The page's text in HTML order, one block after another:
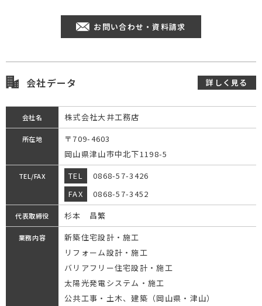
お問い合わせ・資料請求
会社データ 詳しく見る
会社名 株式会社大井工務店
所在地
〒709-4603
岡山県津山市中北下1198-5
TEL/FAX TEL
0868-57-3426
FAX
0868-57-3452
代表取締役 杉本 昌繁
業務内容
新築住宅設計・施工
リフォーム設計・施工
バリアフリー住宅設計・施工
太陽光発電システム・施工
公共工事・土木、建築（岡山県・津山）